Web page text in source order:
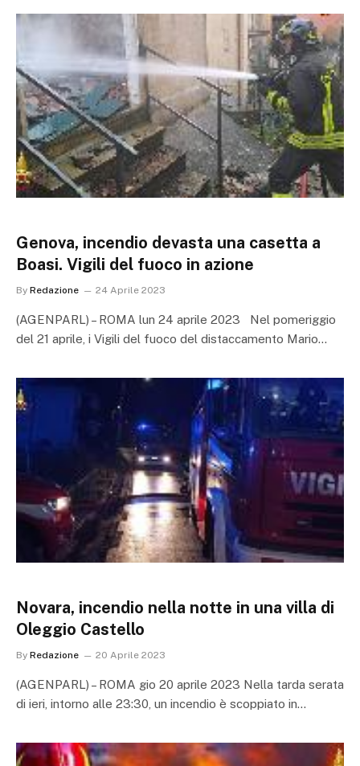
Genova, incendio devasta una casetta a
Boasi. Vigili del fuoco in azione
By Redazione 24 Aprile 2023
(AGENPARL) – ROMA lun 24 aprile 2023 Nel pomeriggio
del 21 aprile, i Vigili del fuoco del distaccamento Mario…
Novara, incendio nella notte in una villa di
Oleggio Castello
By Redazione 20 Aprile 2023
(AGENPARL) – ROMA gio 20 aprile 2023 Nella tarda serata
di ieri, intorno alle 23:30, un incendio è scoppiato in…